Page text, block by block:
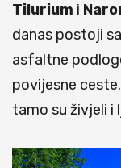
Tilurium i
danas postoji
asfaltne
povijesne
tamo su živjeli i